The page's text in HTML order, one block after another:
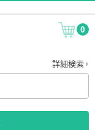
0
詳細検索